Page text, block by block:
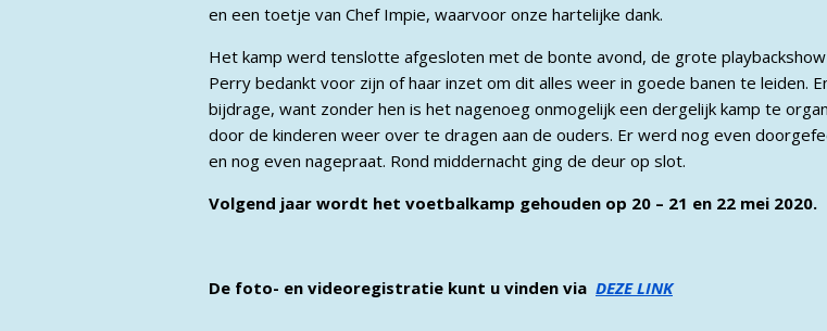
en een toetje van Chef Impie, waarvoor onze hartelijke dank.
Het kamp werd tenslotte afgesloten met de bonte avond, de grote
Perry bedankt voor zijn of haar inzet om dit alles weer in goede banen te leiden.
bijdrage, want zonder hen is het nagenoeg onmogelijk een dergelijk kamp te
door de kinderen weer over te dragen aan de ouders. Er werd nog even
en nog even nagepraat. Rond middernacht ging de deur op slot.
Volgend jaar wordt het voetbalkamp gehouden op 20 – 21 en 22 mei 2020.
De foto- en videoregistratie kunt u vinden via DEZE LINK